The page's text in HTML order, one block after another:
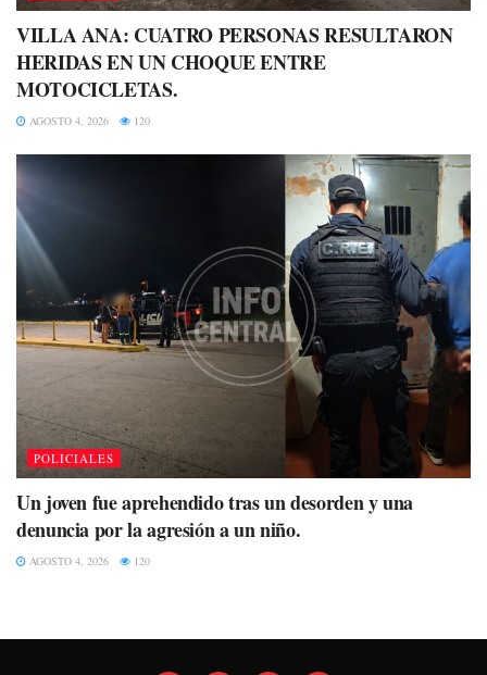
VILLA ANA: CUATRO PERSONAS RESULTARON
HERIDAS EN UN CHOQUE ENTRE
MOTOCICLETAS.
AGOSTO 4, 2026 120
POLICIALES
Un joven fue aprehendido tras un desorden y una
denuncia por la agresión a un niño.
AGOSTO 4, 2026 120